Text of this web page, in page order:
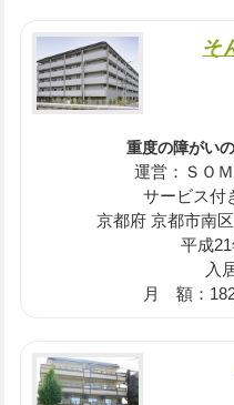
そ
重度の障がい
運営：ＳＯ
サービス付
京都府 京都市南
平成
入
月 額：